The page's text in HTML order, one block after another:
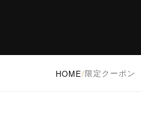
HOME/限定クーポン